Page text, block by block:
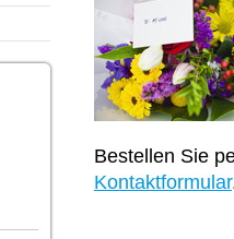
Bestellen Sie
Kontaktformular